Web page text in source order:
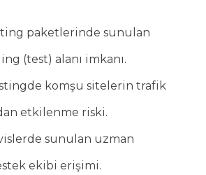
paketlerinde sunulan
(test) alanı imkanı.
komşu sitelerin trafik
etkilenme riski.
sunulan uzman
ekibi erişimi.